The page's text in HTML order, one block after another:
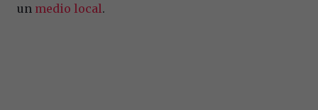
un medio local.